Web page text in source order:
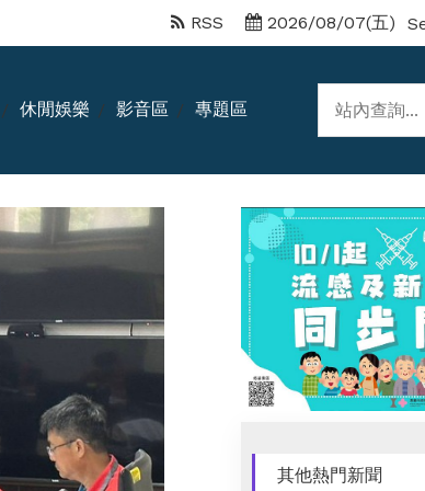
2026/08/07(五)
RSS
休閒娛樂 影音區 專題區
其他熱門新聞